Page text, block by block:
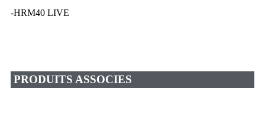
-HRM40 LIVE
PRODUITS ASSOCIES